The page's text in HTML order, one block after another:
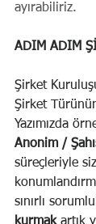
ayırabiliriz.
ADIM ADIM
Şirket
Şirket
Yazımızda
Anonim /
süreçleriyle
sınırlı